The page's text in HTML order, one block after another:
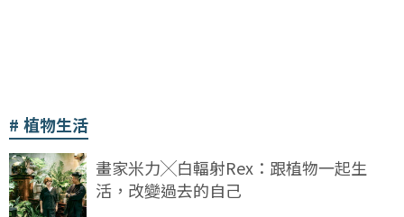
植物生活
畫家米力╳白輻射Rex：跟植物一起生
活，改變過去的自己